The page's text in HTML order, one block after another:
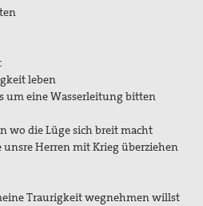
leben
um eine Wasserleitung bitten
wo die Lüge sich breit macht
unsre Herren mit Krieg überziehen
Traurigkeit wegnehmen willst